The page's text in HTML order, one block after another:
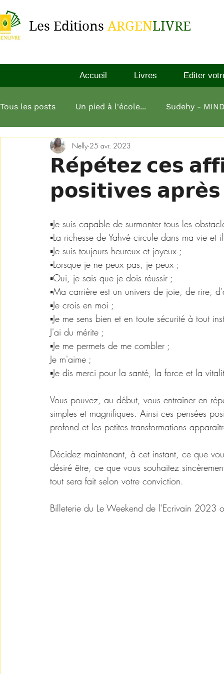
Les Editions ARGENLIVRE
Accueil Livres Editer
Tous les posts Un pied à l'école... Sudehy -
L'esprit millionnaire Aliko Dangote
L homme le plus riche de babylone
𝗥𝗲́𝗽𝗲́𝘁𝗲𝘇 𝗰𝗲𝘀
𝗽𝗼𝘀𝗶𝘁𝗶𝘃𝗲𝘀
Nelly 25 avr. 2023
▪️Je suis capable de surmonter tous les
▪️La richesse de Yahvé circule dans ma vie
▪️Je suis toujours heureux et joyeux ;
▪️Lorsque je ne peux pas, je peux ;
▪️Oui, je sais que je dois réussir ;
▪️Ma carrière est un univers de joie, de rire,
▪️Je crois en moi ;
▪️Je me sens bien et en toute sécurité à tout
J'ai du mérite ;
▪️Je me permets de me combler ;
Je m'aime ;
▪️Je dis merci pour la santé, la force et la
Vous pouvez, au début, vous entraîner en
simples et magnifiques. Ainsi ces pensées
profond et les petites transformations
Décidez maintenant, à cet instant, ce que
désiré être, ce que vous souhaitez
tout sera fait selon votre conviction.
Billeterie du Le Weekend de l'Ecrivain